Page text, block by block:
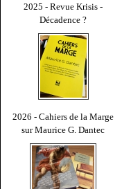
2025 - Revue Krisis -
Décadence ?
2026 - Cahiers de la Marge
sur Maurice G. Dantec